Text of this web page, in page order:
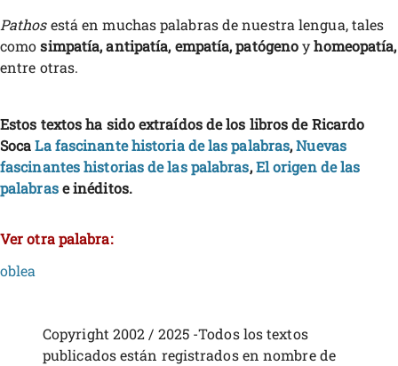
Pathosestá en muchas palabras de nuestra lengua, tales
comosimpatía, antipatía, empatía, patógenoyhomeopatía,
entre otras.
Estos textos ha sido extraídos de los libros de Ricardo
SocaLa fascinante historia de las palabras,Nuevas
fascinantes historias de las palabras,El origen de las
palabrase inéditos.
Ver otra palabra:
oblea
Copyright 2002 / 2025 -Todos los textos
publicados están registrados en nombre de